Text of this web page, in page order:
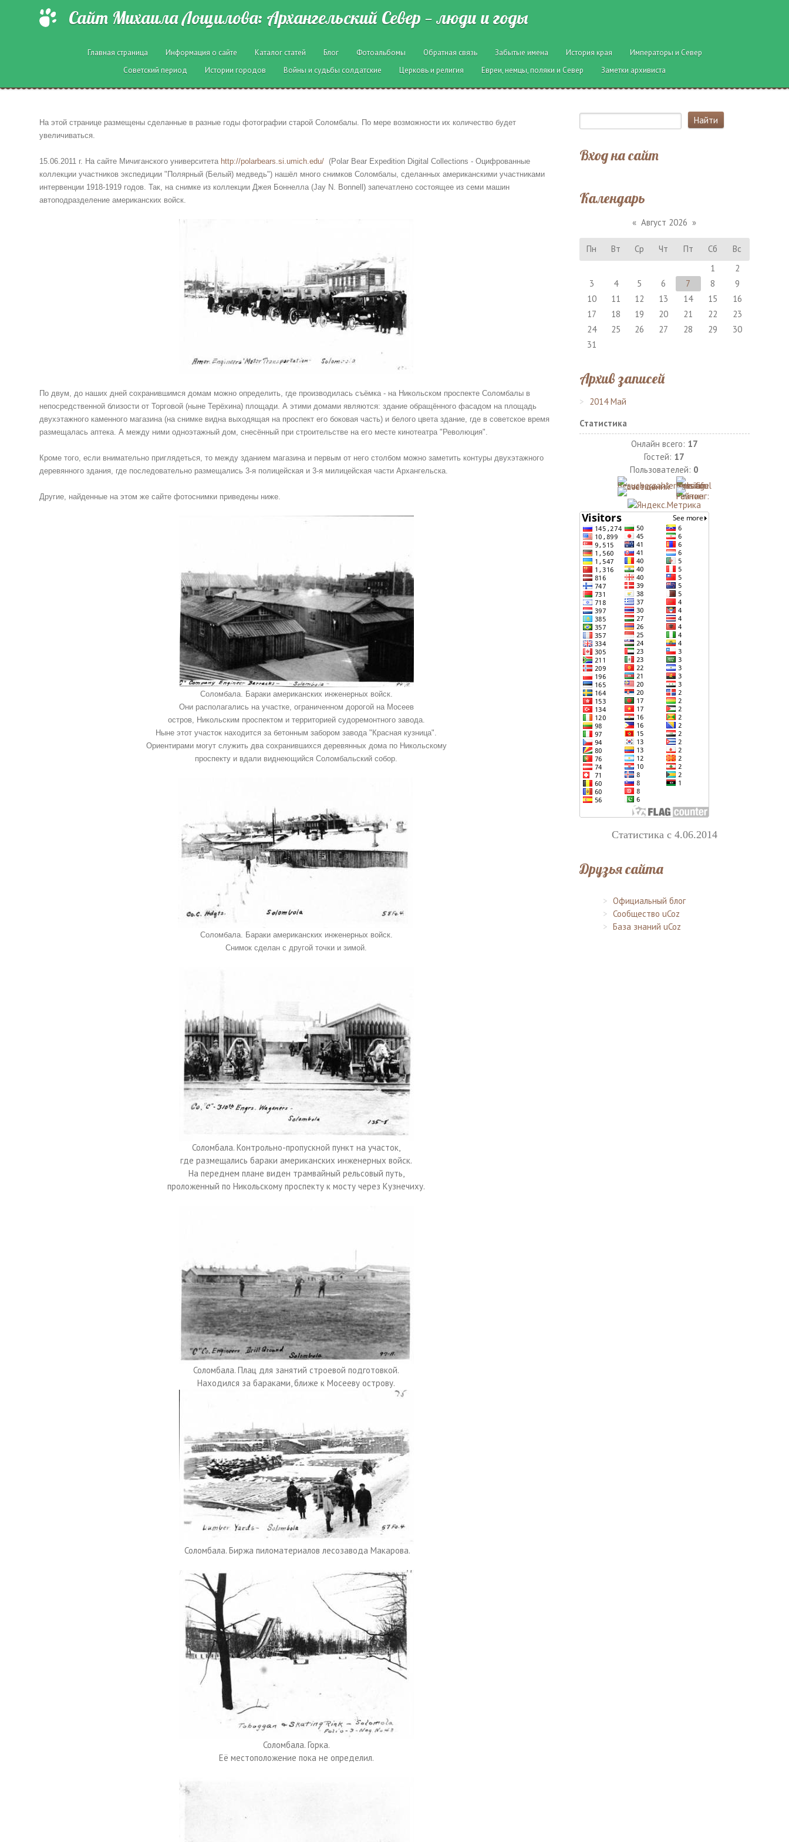
Сайт Михаила Лощилова: Архангельский Север — люди и годы
Главная страница Информация о сайте Каталог статей Блог Фотоальбомы Обратная связь Забытые имена История края
Императоры и Север
Советский период
Истории городов Войны и судьбы солдатские Церковь и религия Евреи, немцы, поляки и Север Заметки архивиста
На этой странице размещены сделанные в разные годы фотографии старой Соломбалы. По мере возможности их количество будет
увеличиваться.
15.06.2011 г. На сайте Мичиганского университета http://polarbears.si.umich.edu/ (Polar Bear Expedition Digital Collections - Оцифрованные
коллекции участников экспедиции "Полярный (Белый) медведь") нашёл много снимков Соломбалы, сделанных американскими участниками
интервенции 1918-1919 годов.Так, на снимке из коллекции Джея Боннелла (Jay N. Bonnell) запечатлено состоящее из семи машин
автоподразделение американских войск.
По двум, до наших дней сохранившимся домам можно определить, где производилась съёмка - на Никольском проспекте Соломбалы в
непосредственной близости от Торговой (ныне Терёхина) площади. А этими домами являются: здание обращённого фасадом на площадь
двухэтажного каменного магазина (на снимке видна выходящая на проспект его боковая часть) и белого цвета здание, где в советское время
размещалась аптека. А между ними одноэтажный дом, снесённый при строительстве на его месте кинотеатра "Революция".
Кроме того, если внимательно приглядеться, то между зданием магазина и первым от него столбом можно заметить контуры двухэтажного
деревянного здания, где последовательно размещались 3-я полицейская и 3-я милицейская части Архангельска.
Другие, найденные на этом же сайте фотоснимки приведены ниже.
Соломбала. Бараки американских инженерных войск.
Они располагались на участке, ограниченном дорогой на Мосеев
остров, Никольским проспектом и территорией судоремонтного завода.
Ныне этот участок находится за бетонным забором завода "Красная кузница".
Ориентирами могут служить два сохранившихся деревянных дома по Никольскому
проспекту и вдали виднеющийся Соломбальский собор.
Соломбала. Бараки американских инженерных войск.
Снимок сделан с другой точки и зимой.
Соломбала. Контрольно-пропускной пункт на участок,
где размещались бараки американских инженерных войск.
На переднем плане виден трамвайный рельсовый путь,
проложенный по Никольскому проспекту к мосту через Кузнечиху.
Соломбала. Плац для занятий строевой подготовкой.
Находился за бараками, ближе к Мосееву острову.
Соломбала. Биржа пиломатериалов лесозавода Макарова.
Соломбала. Горка.
Её местоположение пока не определил.
Вход на сайт
Календарь
« Август 2026 »
Пн Вт Ср Чт Пт Сб
Вс
1
2
3
4 5 6 7 8
9
10
11 12 13 14 15
16
17
18 19 20 21 22
23
24
25 26 27 28 29
30
31
Архив записей
2014 Май
Статистика
Онлайн всего: 17
Гостей: 17
Пользователей: 0
Статистика с 4.06.2014
Друзья сайта
Официальный блог
Сообщество uCoz
База знаний uCoz